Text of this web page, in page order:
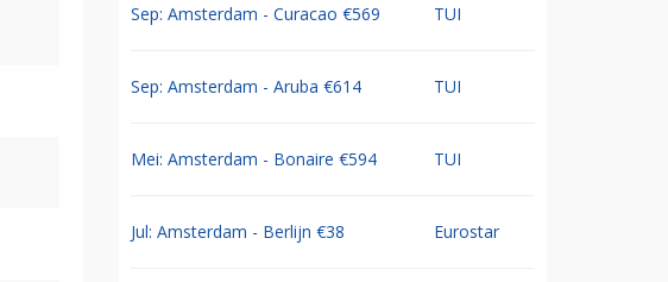
Sep: Amsterdam - Curacao €569 TUI
Sep: Amsterdam - Aruba €614 TUI
Mei: Amsterdam - Bonaire €594 TUI
Jul: Amsterdam - Berlijn €38 Eurostar